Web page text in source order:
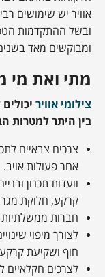
אוויר יש שימושים
ובשל ההתקדמות
ומבוקשים מאד
מתי ואת מי
צילומי אוויר
בין היתר למטרות
צרכים צבאיים
אחר פעולות אויב.
וועדות תכנון
קרקע, חלוקת
חברות
לצורך מיפוי
חוף ושקיעת
לצרכים חקלאיים